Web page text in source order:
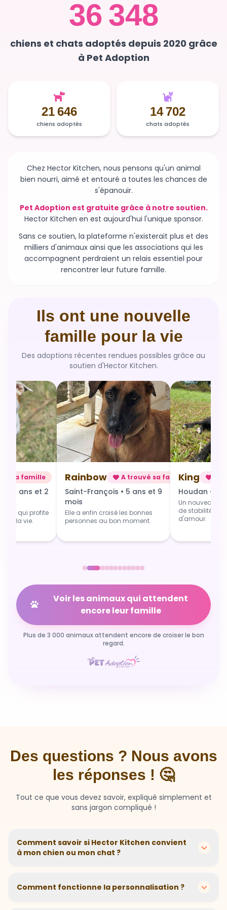
36 348
chiens et chats adoptés depuis 2020 grâce
à Pet Adoption
21 646
chiens adoptés
14 702
chats adoptés
Chez Hector Kitchen, nous pensons qu'un animal
bien nourri, aimé et entouré a toutes les chances de
s'épanouir.
Pet Adoption est gratuite grâce à notre soutien.
Hector Kitchen en est aujourd'hui l'unique sponsor.
Sans ce soutien, la plateforme n'existerait plus et des
milliers d'animaux ainsi que les associations qui les
accompagnent perdraient un relais essentiel pour
rencontrer leur future famille.
Ils ont une nouvelle
famille pour la vie
Des adoptions récentes rendues possibles grâce au
soutien d'Hector Kitchen.
sa famille
• 6 ans et 2
qui profite
la vie.
Rainbow A trouvé sa famille
Saint-François • 5 ans et 9
mois
Elle a enfin croisé les bonnes
personnes au bon moment.
King
Houdan • 3
Un nouveau
de stabilité, de
d'amour.
Voir les animaux qui attendent
encore leur famille
Plus de 3 000 animaux attendent encore de croiser le bon
regard.
Des questions ? Nous avons
les réponses ! 🤔
Tout ce que vous devez savoir, expliqué simplement et
sans jargon compliqué !
Comment savoir si Hector Kitchen convient
à mon chien ou mon chat ?
recettes personnalisées selon l'âge, la race, le poids et
les sensibilités de votre compagnon. Si votre animal a
Comment fonctionne la personnalisation ?